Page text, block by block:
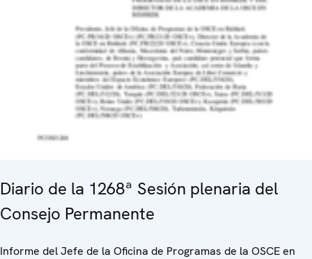
Diario de la 1268ª Sesión plenaria del
Consejo Permanente
Informe del Jefe de la Oficina de Programas de la OSCE en